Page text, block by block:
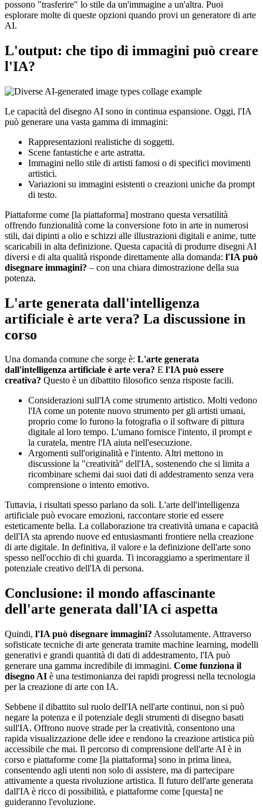
possono "trasferire" lo stile da un'immagine a un'altra. Puoi
esplorare molte di queste opzioni quando provi un generatore di arte
AI.
L'output: che tipo di immagini può creare
l'IA?
Le capacità del disegno AI sono in continua espansione. Oggi, l'IA
può generare una vasta gamma di immagini:
Rappresentazioni realistiche di soggetti.
Scene fantastiche e arte astratta.
Immagini nello stile di artisti famosi o di specifici movimenti
artistici.
Variazioni su immagini esistenti o creazioni uniche da prompt
di testo.
Piattaforme come [la piattaforma] mostrano questa versatilità
offrendo funzionalità come la conversione foto in arte in numerosi
stili, dai dipinti a olio e schizzi alle illustrazioni digitali e anime, tutte
scaricabili in alta definizione. Questa capacità di produrre disegni AI
diversi e di alta qualità risponde direttamente alla domanda: l'IA può
disegnare immagini? – con una chiara dimostrazione della sua
potenza.
L'arte generata dall'intelligenza
artificiale è arte vera? La discussione in
corso
Una domanda comune che sorge è: L'arte generata
dall'intelligenza artificiale è arte vera? E l'IA può essere
creativa? Questo è un dibattito filosofico senza risposte facili.
Considerazioni sull'IA come strumento artistico. Molti vedono
l'IA come un potente nuovo strumento per gli artisti umani,
proprio come lo furono la fotografia o il software di pittura
digitale al loro tempo. L'umano fornisce l'intento, il prompt e
la curatela, mentre l'IA aiuta nell'esecuzione.
Argomenti sull'originalità e l'intento. Altri mettono in
discussione la "creatività" dell'IA, sostenendo che si limita a
ricombinare schemi dai suoi dati di addestramento senza vera
comprensione o intento emotivo.
Tuttavia, i risultati spesso parlano da soli. L'arte dell'intelligenza
artificiale può evocare emozioni, raccontare storie ed essere
esteticamente bella. La collaborazione tra creatività umana e capacità
dell'IA sta aprendo nuove ed entusiasmanti frontiere nella creazione
di arte digitale. In definitiva, il valore e la definizione dell'arte sono
spesso nell'occhio di chi guarda. Ti incoraggiamo a sperimentare il
potenziale creativo dell'IA di persona.
Conclusione: il mondo affascinante
dell'arte generata dall'IA ci aspetta
Quindi, l'IA può disegnare immagini? Assolutamente. Attraverso
sofisticate tecniche di arte generata tramite machine learning, modelli
generativi e grandi quantità di dati di addestramento, l'IA può
generare una gamma incredibile di immagini. Come funziona il
disegno AI è una testimonianza dei rapidi progressi nella tecnologia
per la creazione di arte con IA.
Sebbene il dibattito sul ruolo dell'IA nell'arte continui, non si può
negare la potenza e il potenziale degli strumenti di disegno basati
sull'IA. Offrono nuove strade per la creatività, consentono una
rapida visualizzazione delle idee e rendono la creazione artistica più
accessibile che mai. Il percorso di comprensione dell'arte AI è in
corso e piattaforme come [la piattaforma] sono in prima linea,
consentendo agli utenti non solo di assistere, ma di partecipare
attivamente a questa rivoluzione artistica. Il futuro dell'arte generata
dall'IA è ricco di possibilità, e piattaforme come [questa] ne
guideranno l'evoluzione.